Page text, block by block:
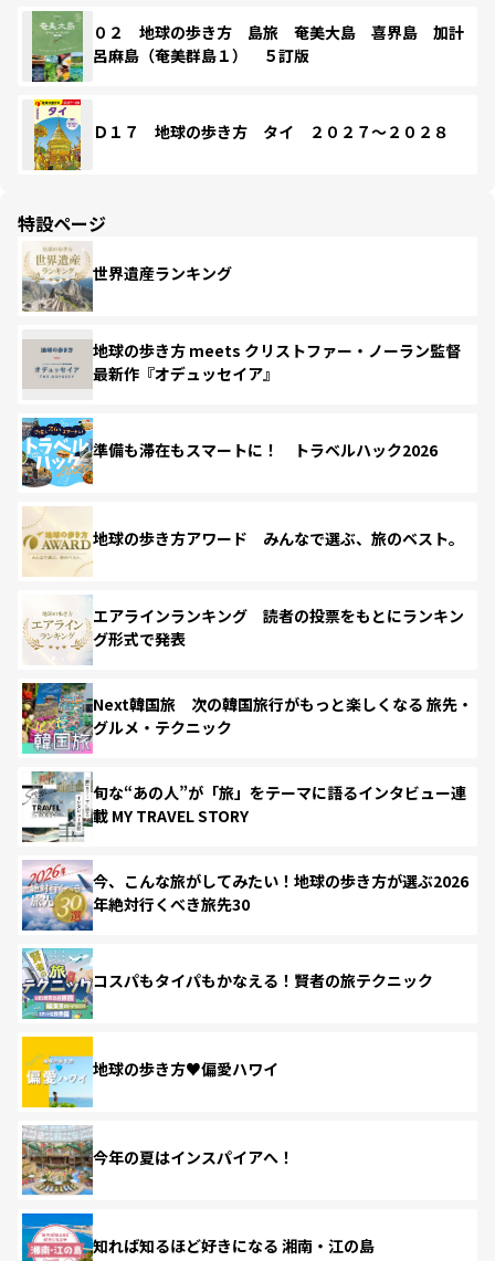
０２ 地球の歩き方 島旅 奄美大島 喜界島 加計
呂麻島（奄美群島１） ５訂版
Ｄ１７ 地球の歩き方 タイ ２０２７～２０２８
特設ページ
世界遺産ランキング
地球の歩き方 meets クリストファー・ノーラン監督
最新作『オデュッセイア』
準備も滞在もスマートに！ トラベルハック2026
地球の歩き方アワード みんなで選ぶ、旅のベスト。
エアラインランキング 読者の投票をもとにランキン
グ形式で発表
Next韓国旅 次の韓国旅行がもっと楽しくなる 旅先・
グルメ・テクニック
旬な“あの人”が「旅」をテーマに語るインタビュー連
載 MY TRAVEL STORY
今、こんな旅がしてみたい！地球の歩き方が選ぶ2026
年絶対行くべき旅先30
コスパもタイパもかなえる！賢者の旅テクニック
地球の歩き方♥偏愛ハワイ
今年の夏はインスパイアへ！
知れば知るほど好きになる 湘南・江の島